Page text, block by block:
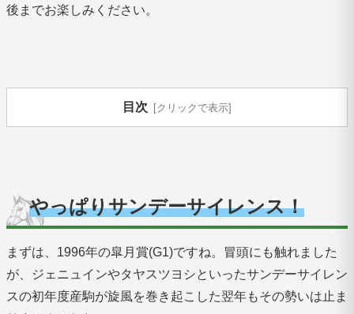
後までお楽しみください。
目次
やっぱりサンデーサイレンス！
まずは、1996年の皐月賞(G1)ですね。冒頭にも触れました
が、ジェニュインやタヤスツヨシといったサンデーサイレン
スの初年度産駒が旋風を巻き起こした翌年もその勢いは止ま